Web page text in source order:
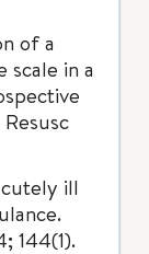
of a
in a
ill
144(1).